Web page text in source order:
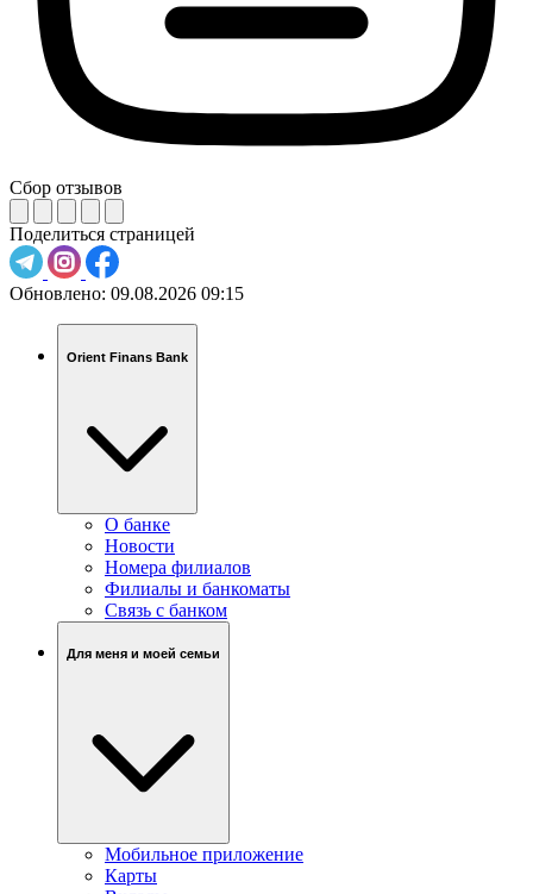
Сбор отзывов
Поделиться страницей
Обновлено: 09.08.2026 09:15
Orient Finans Bank
О банке
Новости
Номера филиалов
Филиалы и банкоматы
Связь c банком
Для меня и моей семьи
Мобильное приложение
Карты